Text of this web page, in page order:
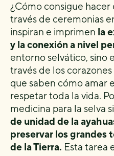
¿Cómo consigue hacer
través de ceremonias
inspiran e imprimen la
y la conexión a nivel
entorno selvático, sino
través de los
que saben cómo amar
respetar toda la vida.
medicina para la selva
de unidad de la
preservar los grandes
de la Tierra. Esta tarea